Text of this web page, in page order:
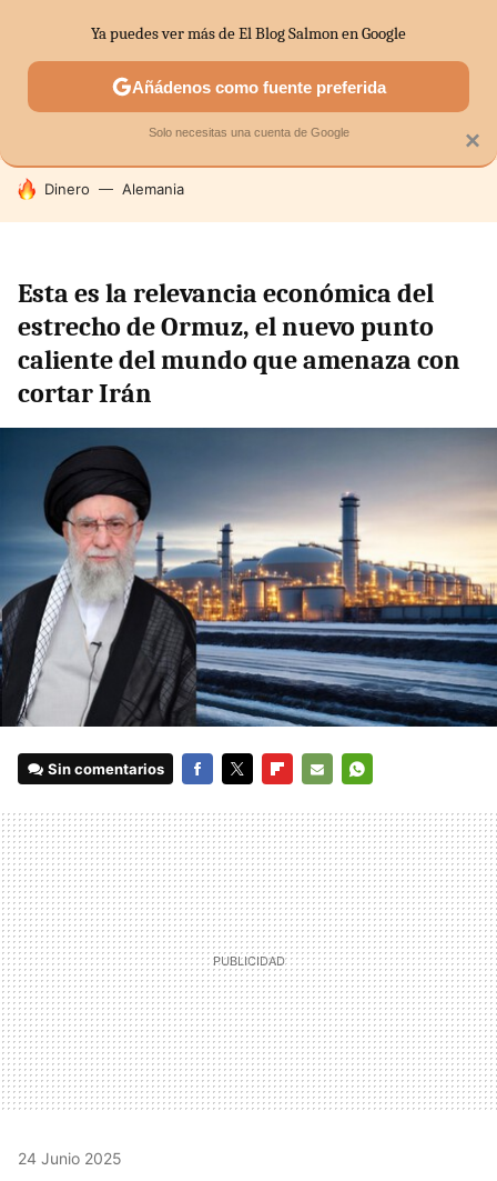
SECTORES ECONOMÍA DOMÉSTICA MERCADOS
HOY SE HABLA DE
Dinero Alemania
Esta es la relevancia económica del
estrecho de Ormuz, el nuevo punto
caliente del mundo que amenaza con
cortar Irán
Sin comentarios
MAIL
24 Junio 2025
×
Ya puedes ver más de El Blog Salmon en Google
Añádenos como fuente preferida
Solo necesitas una cuenta de Google